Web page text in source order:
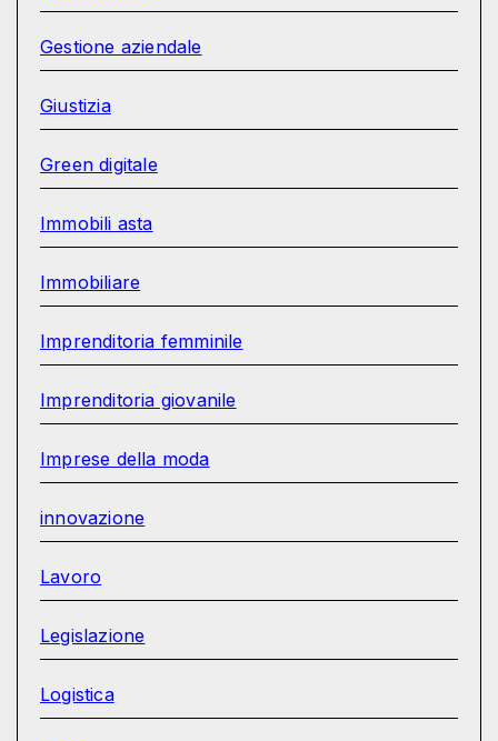
Gestione aziendale
Giustizia
Green digitale
Immobili asta
Immobiliare
Imprenditoria femminile
Imprenditoria giovanile
Imprese della moda
innovazione
Lavoro
Legislazione
Logistica